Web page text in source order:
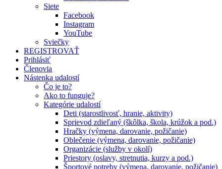
Siete
Facebook
Instagram
YouTube
Sviečky
REGISTROVAŤ
Prihlásiť
Členovia
Nástenka udalostí
Čo je to?
Ako to funguje?
Kategórie udalostí
Deti (starostlivosť, hranie, aktivity)
Sprievod zdieľaný (škôlka, škola, krúžok a pod.)
Hračky (výmena, darovanie, požičanie)
Oblečenie (výmena, darovanie, požičanie)
Organizácie (služby v okolí)
Priestory (oslavy, stretnutia, kurzy a pod.)
Športové potreby (výmena, darovanie, požičanie)